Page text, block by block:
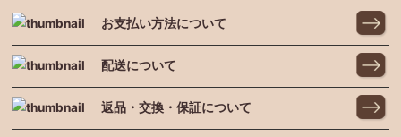
お支払い方法について
配送について
返品・交換・保証について